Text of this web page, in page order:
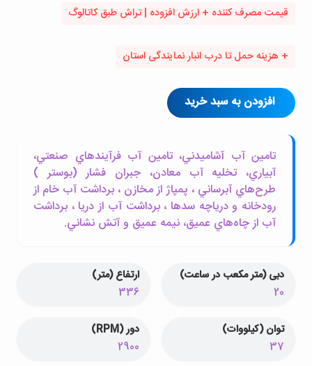
قیمت مصرف کننده + ارزش افزوده | تراش طبق کاتالوگ
+ هزینه حمل تا درب انبار نمایندگی استان
افزودن به سبد خرید
تامين آب آشاميدني، تامين آب فرآيندهاي صنعتي،
آبياري، تخليه آب معادن، جبران فشار (بوستر )
طرح‌هاي آبرساني ، پمپاژ از مخازن ، برداشت آب خام از
رودخانه و درياچه سدها ، برداشت آب از دريا ، برداشت
آب از چاه‌هاي عميق، نيمه عميق و آتش نشاني.
دبی (متر مکعب در ساعت)
20
ارتفاع (متر)
336
توان (کیلووات)
37
دور (RPM)
2900